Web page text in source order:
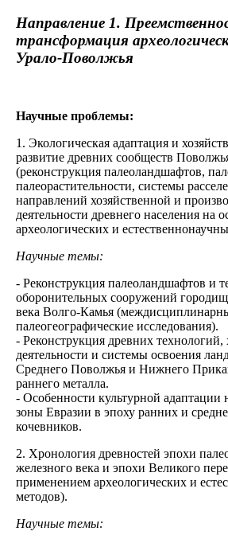
Направление 1.
трансформация
Урало-Поволжья
Научные проблемы:
1. Экологическая адаптация и
развитие древних сообществ
(реконструкция палеоландшафтов,
палеорастительности, системы
направлений хозяйственной и
деятельности древнего населения на
археологических и
Научные темы:
- Реконструкция палеоландшафтов и
оборонительных сооружений
века Волго-Камья
палеогеографические исследования).
- Реконструкция древних технологий,
деятельности и системы освоения
Среднего Поволжья и Нижнего
раннего металла.
- Особенности культурной адаптации
зоны Евразии в эпоху ранних и
кочевников.
2. Хронология древностей эпохи
железного века и эпохи Великого
применением археологических и
методов).
Научные темы: